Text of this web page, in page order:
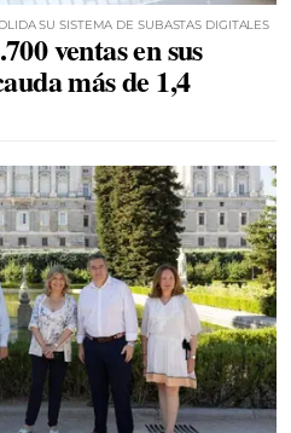
SU SISTEMA DE SUBASTAS DIGITALES
ventas en sus
más de 1,4